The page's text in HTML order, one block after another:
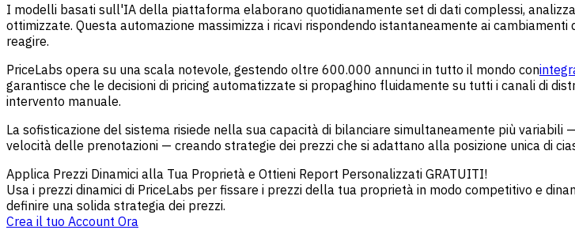
I modelli basati sull'IA della piattaforma elaborano quotidianamente set di dati complessi,
ottimizzate. Questa automazione massimizza i ricavi rispondendo istantaneamente ai
reagire.
PriceLabs opera su una scala notevole, gestendo oltre 600.000 annunci in tutto il mondo con
garantisce che le decisioni di pricing automatizzate si propaghino fluidamente su tutti i canali di
intervento manuale.
La sofisticazione del sistema risiede nella sua capacità di bilanciare simultaneamente più variabili
velocità delle prenotazioni — creando strategie dei prezzi che si adattano alla posizione unica di
Applica Prezzi Dinamici alla Tua Proprietà e Ottieni Report Personalizzati GRATUITI!
Usa i prezzi dinamici di PriceLabs per fissare i prezzi della tua proprietà in modo competitivo e
definire una solida strategia dei prezzi.
Crea il tuo Account Ora